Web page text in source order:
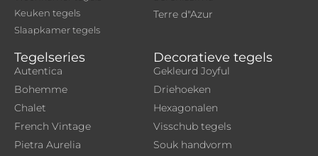
Keuken tegels
Slaapkamer tegels
Terre d"Azur
Tegelseries
Autentica
Bohemme
Chalet
French Vintage
Pietra Aurelia
Decoratieve tegels
Gekleurd Joyful
Driehoeken
Hexagonalen
Visschub tegels
Souk handvorm